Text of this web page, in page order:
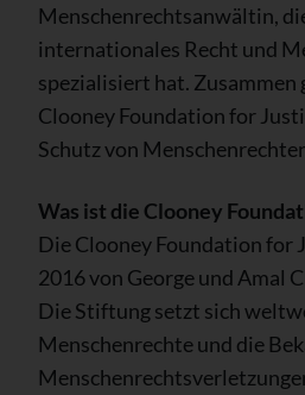
Menschenrechtsanwältin,
internationales Recht und
spezialisiert hat. Zusammen
Clooney Foundation for
Schutz von
Was ist die Clooney
Die Clooney Foundation for
2016 von George und Amal
Die Stiftung setzt sich
Menschenrechte und die